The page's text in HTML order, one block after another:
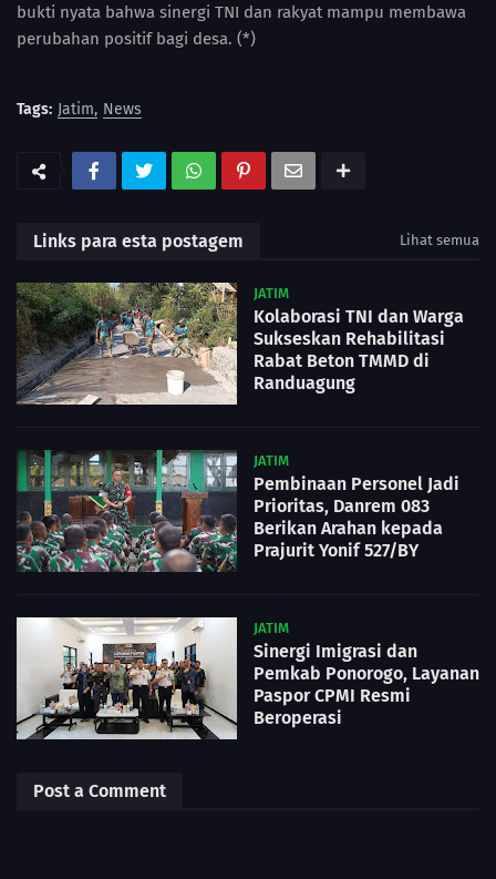
bukti nyata bahwa sinergi TNI dan rakyat mampu membawa
perubahan positif bagi desa. (*)
Tags: Jatim News
Links para esta postagem Lihat semua
JATIM
Kolaborasi TNI dan Warga
Sukseskan Rehabilitasi
Rabat Beton TMMD di
Randuagung
JATIM
Pembinaan Personel Jadi
Prioritas, Danrem 083
Berikan Arahan kepada
Prajurit Yonif 527/BY
JATIM
Sinergi Imigrasi dan
Pemkab Ponorogo, Layanan
Paspor CPMI Resmi
Beroperasi
Post a Comment